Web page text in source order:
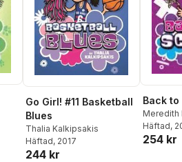
Go Girl! #11 Basketball
Blues
Thalia Kalkipsakis
Häftad, 2017
244 kr
Back to
Meredith
Häftad,
254 kr